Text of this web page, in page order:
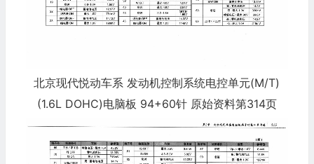
北京现代悦动车系 发动机控制系统电控单元(M/T)
(1.6L DOHC)电脑板 94+60针 原始资料第314页